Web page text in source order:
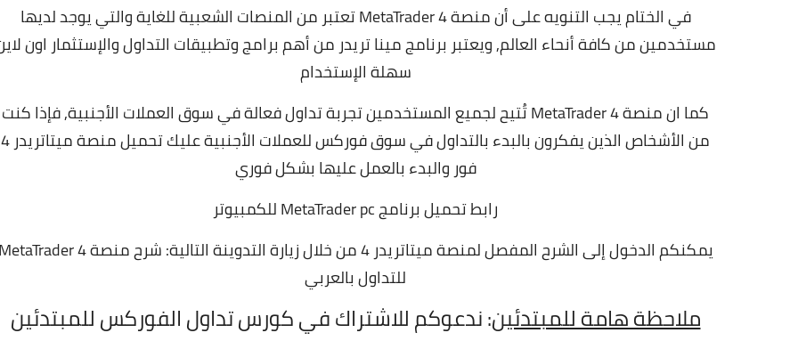
في الختام يجب التنويه على أن منصة MetaTrader 4 تعتبر من المنصات الشعبية للغاية والتي يوجد لديها
مستخدمين من كافة أنحاء العالم, ويعتبر برنامج مينا تريدر من أهم برامج وتطبيقات التداول والإستثمار اون
سهلة الإستخدام
كما ان منصة MetaTrader 4 تُتيح لجميع المستخدمين تجربة تداول فعالة في سوق العملات الأجنبية, فإذا كنت
من الأشخاص الذين يفكرون بالبدء بالتداول في سوق فوركس للعملات الأجنبية عليك تحميل منصة ميتاتريدر 4
فور والبدء بالعمل عليها بشكل فوري
رابط تحميل برنامج MetaTrader pc للكمبيوتر
يمكنكم الدخول إلى الشرح المفصل لمنصة ميتاتريدر 4 من خلال زيارة التدوينة التالية:
شرح منصة MetaTrader 4
للتداول بالعربي
ملاحظة هامة للمبتدئين: ندعوكم للاشتراك فيكورس تداول الفوركس للمبتدئين